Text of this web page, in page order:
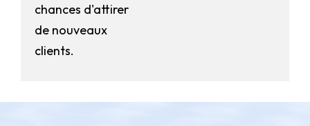
chances d'attirer
de nouveaux
clients.